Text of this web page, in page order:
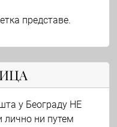
представе.
у Београду НЕ
лично ни путем